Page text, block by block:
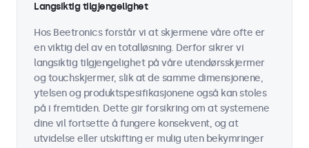
Langsiktig tilgjengelighet
Hos Beetronics forstår vi at skjermene våre ofte er
en viktig del av en totalløsning. Derfor sikrer vi
langsiktig tilgjengelighet på våre utendørsskjermer
og touchskjermer, slik at de samme dimensjonene,
ytelsen og produktspesifikasjonene også kan stoles
på i fremtiden. Dette gir forsikring om at systemene
dine vil fortsette å fungere konsekvent, og at
utvidelse eller utskifting er mulig uten bekymringer